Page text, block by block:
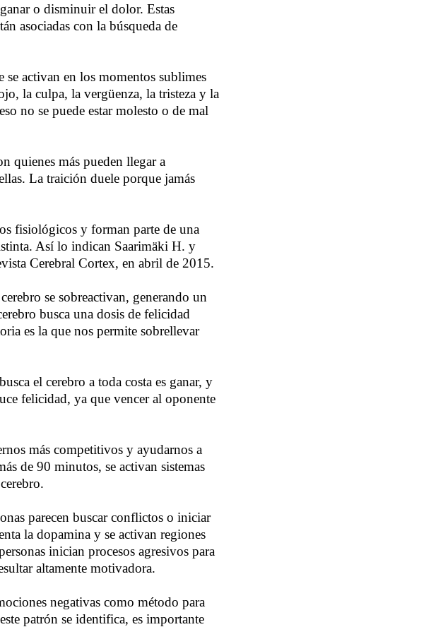
o disminuir el dolor. Estas
asociadas con la búsqueda de
se activan en los momentos sublimes
la culpa, la vergüenza, la tristeza y la
no se puede estar molesto o de mal
quienes más pueden llegar a
La traición duele porque jamás
fisiológicos y forman parte de una
Así lo indican Saarimäki H. y
Cerebral Cortex, en abril de 2015.
se sobreactivan, generando un
busca una dosis de felicidad
es la que nos permite sobrellevar
el cerebro a toda costa es ganar, y
felicidad, ya que vencer al oponente
más competitivos y ayudarnos a
de 90 minutos, se activan sistemas
parecen buscar conflictos o iniciar
la dopamina y se activan regiones
inician procesos agresivos para
altamente motivadora.
negativas como método para
patrón se identifica, es importante